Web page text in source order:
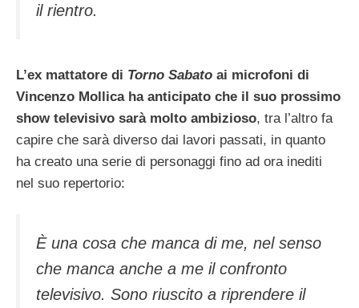
il rientro.
L’ex mattatore di Torno Sabato ai microfoni di
Vincenzo Mollica ha anticipato che il suo prossimo
show televisivo sarà molto ambizioso, tra l’altro fa
capire che sarà diverso dai lavori passati, in quanto
ha creato una serie di personaggi fino ad ora inediti
nel suo repertorio:
È una cosa che manca di me, nel senso
che manca anche a me il confronto
televisivo. Sono riuscito a riprendere il